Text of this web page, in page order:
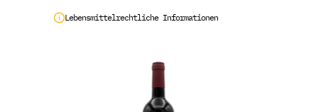
Lebensmittelrechtliche Informationen